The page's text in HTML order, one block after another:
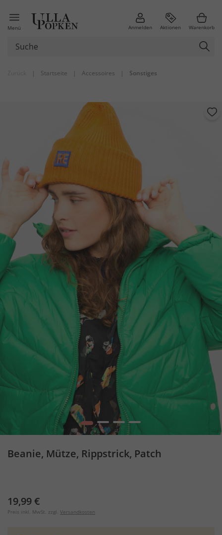
Menü Anmelden Aktionen Warenkorb
| Startseite | Accessoires | Sonstiges
1 2 3 4
Beanie, Mütze, Rippstrick, Patch
19,99 €
Preis inkl. MwSt. zzgl. Versandkosten